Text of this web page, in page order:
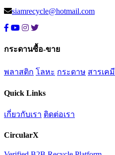
siamrecycle@hotmail.com
กระดานซื้อ-ขาย
พลาสติก โลหะ กระดาษ สารเคมี
Quick Links
เกี่ยวกับเรา ติดต่อเรา
CircularX